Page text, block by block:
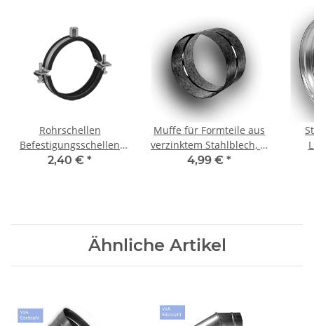
Rohrschellen
Befestigungsschellen
mit Gummieinlage DN
2,40 € *
Muffe für Formteile aus
verzinktem Stahlblech, Ø
160 mm, Lüftung
4,99 € *
Ähnliche Artikel